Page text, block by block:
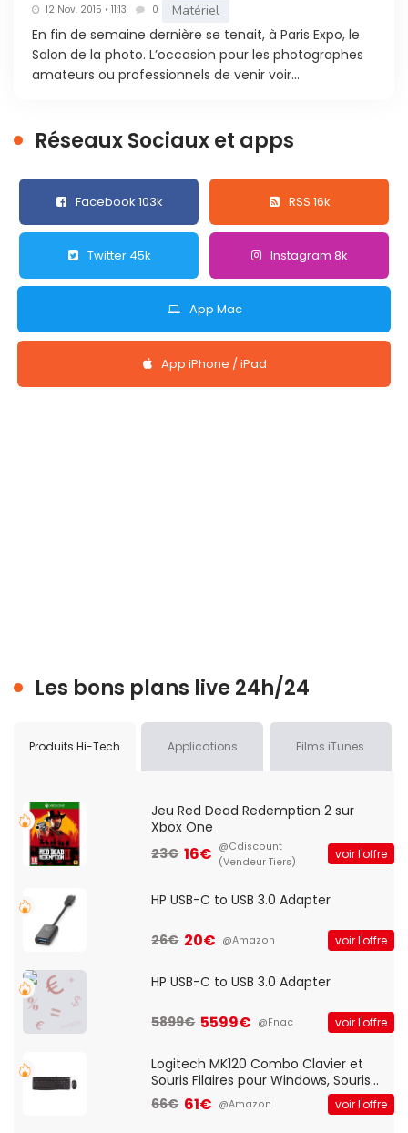
12 Nov. 2015 • 11:13 0 Matériel
En fin de semaine dernière se tenait, à Paris Expo, le
Salon de la photo. L’occasion pour les photographes
amateurs ou professionnels de venir voir...
Réseaux Sociaux et apps
Facebook 103k RSS 16k
Twitter 45k Instagram 8k
App Mac
App iPhone / iPad
Les bons plans live 24h/24
Produits Hi-Tech Applications Films iTunes
Jeu Red Dead Redemption 2 sur
Xbox One
23€ 16€ @Cdiscount
(Vendeur Tiers)
voir l'offre
HP USB-C to USB 3.0 Adapter
26€ 20€ @Amazon voir l'offre
HP USB-C to USB 3.0 Adapter
5899€ 5599€ @Fnac voir l'offre
Logitech MK120 Combo Clavier et
Souris Filaires pour Windows, Souris
Optique Filaire, Connexion USB Plug
And Play, Confortable, Taille
66€ 61€ @Amazon voir l'offre